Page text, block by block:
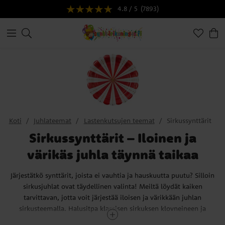
4.8 / 5 (7893)
Koti Juhlateemat Lastenkutsujen teemat Sirkussynttärit
Sirkussynttärit – Iloinen ja
värikäs juhla täynnä taikaa
Järjestätkö synttärit, joista ei vauhtia ja hauskuutta puutu? Silloin
sirkusjuhlat ovat täydellinen valinta! Meiltä löydät kaiken
tarvittavan, jotta voit järjestää iloisen ja värikkään juhlan
sirkusteemalla. Halusitpa klassisen sirkuksen klovneineen ja
akrobaatteineen tai tyylikkään vintage-sirkuksen punaisen,